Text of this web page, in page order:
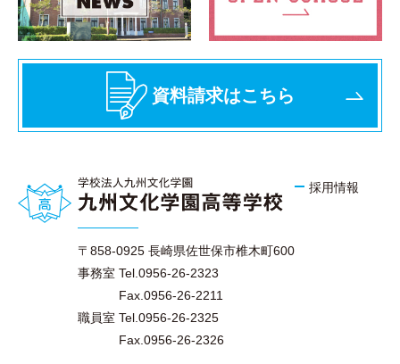
資料請求はこちら
〒858-0925 長崎県佐世保市椎木町600
事務室 Tel.0956-26-2323
Fax.0956-26-2211
職員室 Tel.0956-26-2325
Fax.0956-26-2326
採用情報